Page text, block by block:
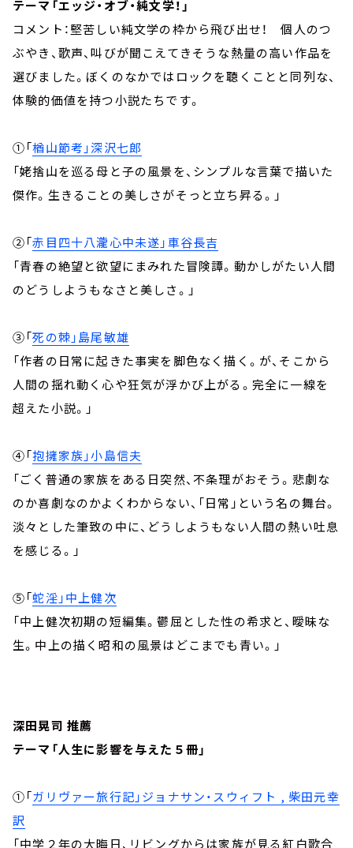
テーマ「エッジ・オブ・純文学！」
コメント：堅苦しい純文学の枠から飛び出せ！ 個人のつ
ぶやき、歌声、叫びが聞こえてきそうな熱量の高い作品を
選びました。ぼくのなかではロックを聴くことと同列な、
体験的価値を持つ小説たちです。
①「楢山節考」深沢七郎
「姥捨山を巡る母と子の風景を、シンプルな言葉で描いた
傑作。生きることの美しさがそっと立ち昇る。」
②「赤目四十八瀧心中未遂」車谷長吉
「青春の絶望と欲望にまみれた冒険譚。動かしがたい人間
のどうしようもなさと美しさ。」
③「死の棘」島尾敏雄
「作者の日常に起きた事実を脚色なく描く。が、そこから
人間の揺れ動く心や狂気が浮かび上がる。完全に一線を
超えた小説。」
④「抱擁家族」小島信夫
「ごく普通の家族をある日突然、不条理がおそう。悲劇な
のか喜劇なのかよくわからない、「日常」という名の舞台。
淡々とした筆致の中に、どうしようもない人間の熱い吐息
を感じる。」
⑤「蛇淫」中上健次
「中上健次初期の短編集。鬱屈とした性の希求と、曖昧な
生。中上の描く昭和の風景はどこまでも青い。」
深田晃司 推薦
テーマ「人生に影響を与えた５冊」
①「ガリヴァー旅行記」ジョナサン・スウィフト , 柴田元幸
訳
「中学２年の大晦日、リビングからは家族が見る紅白歌合